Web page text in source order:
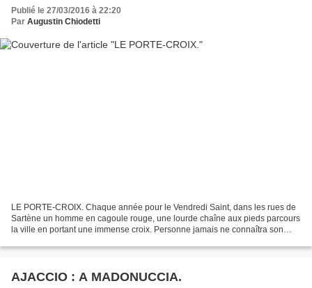
Publié le 27/03/2016 à 22:20
Par Augustin Chiodetti
LE PORTE-CROIX. Chaque année pour le Vendredi Saint, dans les rues de
Sartène un homme en cagoule rouge, une lourde chaîne aux pieds parcours
la ville en portant une immense croix. Personne jamais ne connaîtra son
AJACCIO : A MADONUCCIA.